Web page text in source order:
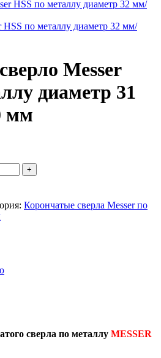
HSS по металлу диаметр 32 мм/
Messer
диаметр 31
мм
Корончатые сверла Messer по
сверла по металлу MESSER